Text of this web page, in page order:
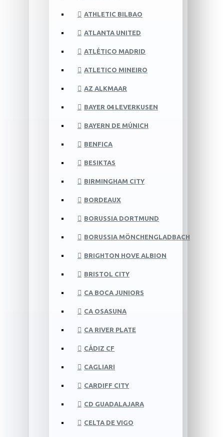
ATHLETIC BILBAO
ATLANTA UNITED
ATLÉTICO MADRID
ATLETICO MINEIRO
AZ ALKMAAR
BAYER 04 LEVERKUSEN
BAYERN DE MÚNICH
BENFICA
BESIKTAS
BIRMINGHAM CITY
BORDEAUX
BORUSSIA DORTMUND
BORUSSIA MÖNCHENGLADBACH
BRIGHTON HOVE ALBION
BRISTOL CITY
CA BOCA JUNIORS
CA OSASUNA
CA RIVER PLATE
CÁDIZ CF
CAGLIARI
CARDIFF CITY
CD GUADALAJARA
CELTA DE VIGO